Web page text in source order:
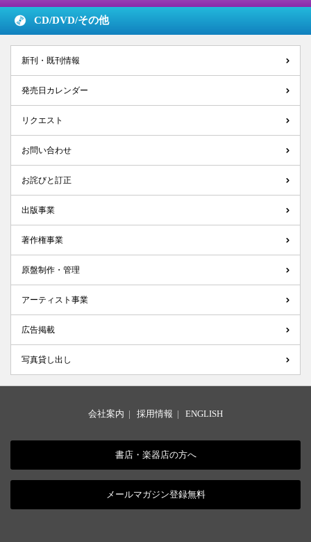
CD/DVD/その他
新刊・既刊情報
発売日カレンダー
リクエスト
お問い合わせ
お詫びと訂正
出版事業
著作権事業
原盤制作・管理
アーティスト事業
広告掲載
写真貸し出し
会社案内 | 採用情報 | ENGLISH
書店・楽器店の方へ
メールマガジン登録無料